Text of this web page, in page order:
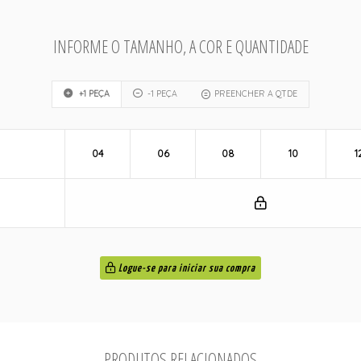
INFORME O TAMANHO, A COR E QUANTIDADE
+1 PEÇA -1 PEÇA PREENCHER A QTDE
04 06 08 10
Logue-se para iniciar sua compra